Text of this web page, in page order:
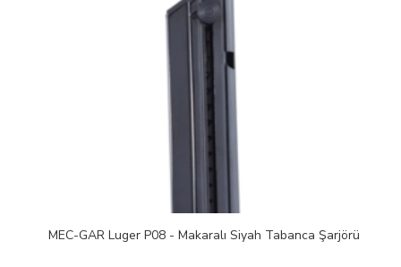
MEC-GAR Luger P08 - Makaralı Siyah Tabanca Şarjörü